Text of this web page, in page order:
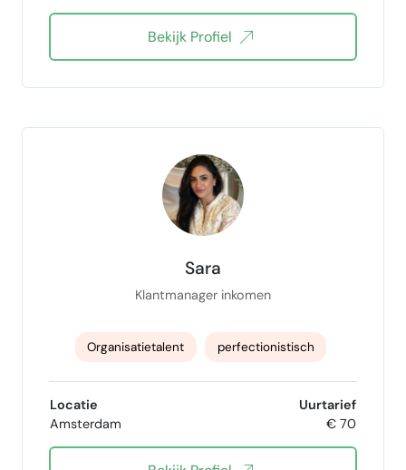
Bekijk Profiel
Sara
Klantmanager inkomen
Organisatietalent perfectionistisch
Locatie
Amsterdam
Uurtarief
€ 70